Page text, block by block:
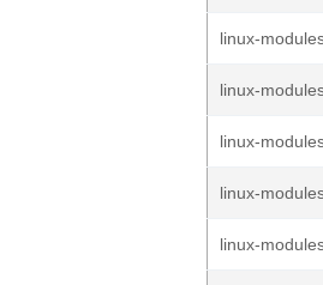
linux-
linux-
linux-
linux-
linux-